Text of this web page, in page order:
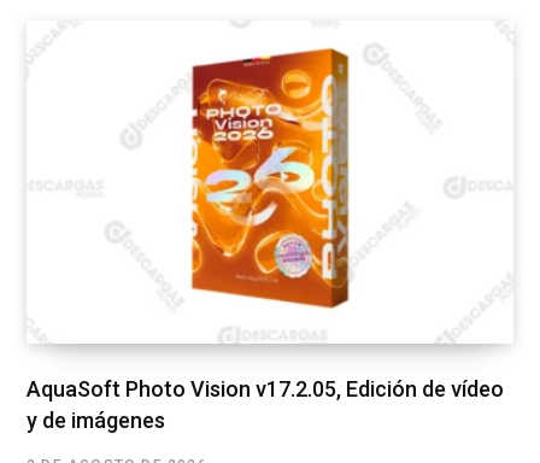
AquaSoft Photo Vision v17.2.05, Edición de vídeo
y de imágenes